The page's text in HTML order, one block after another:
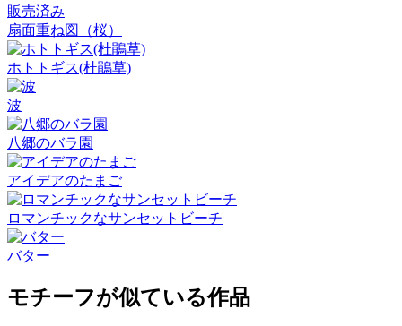
販売済み
扇面重ね図（桜）
ホトトギス(杜鵑草)
波
八郷のバラ園
アイデアのたまご
ロマンチックなサンセットビーチ
バター
モチーフが似ている作品